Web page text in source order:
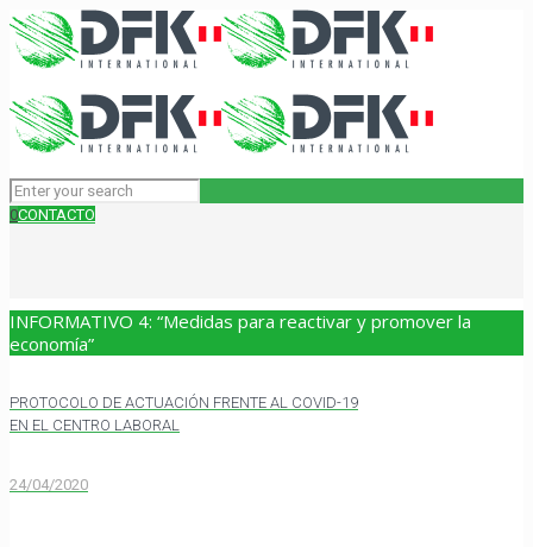
0CONTACTO
INFORMATIVO 4: “Medidas para reactivar y promover la
economía”
PROTOCOLO DE ACTUACIÓN FRENTE AL COVID-19
EN EL CENTRO LABORAL
24/04/2020